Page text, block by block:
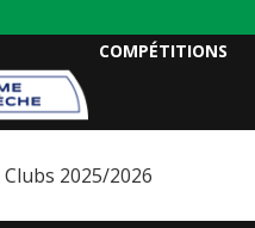
COMPÉTITIONS
2025/2026